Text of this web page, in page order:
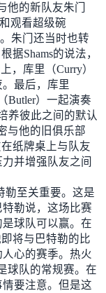
他的新队友朱门
观看超级碗
朱门还当时也转
据Shams的说法，
，库里（Curry）
最后，库里
Butler）一起演奏
养彼此之间的默认
与他的旧俱乐部
纸牌桌上与队友
并增强队友之间
勒至关重要。这是
勒说，这场比赛
球队可以赢。在
将与巴特勒的比
心的赛季。热火
球队的常规赛。在
要注意。但是这